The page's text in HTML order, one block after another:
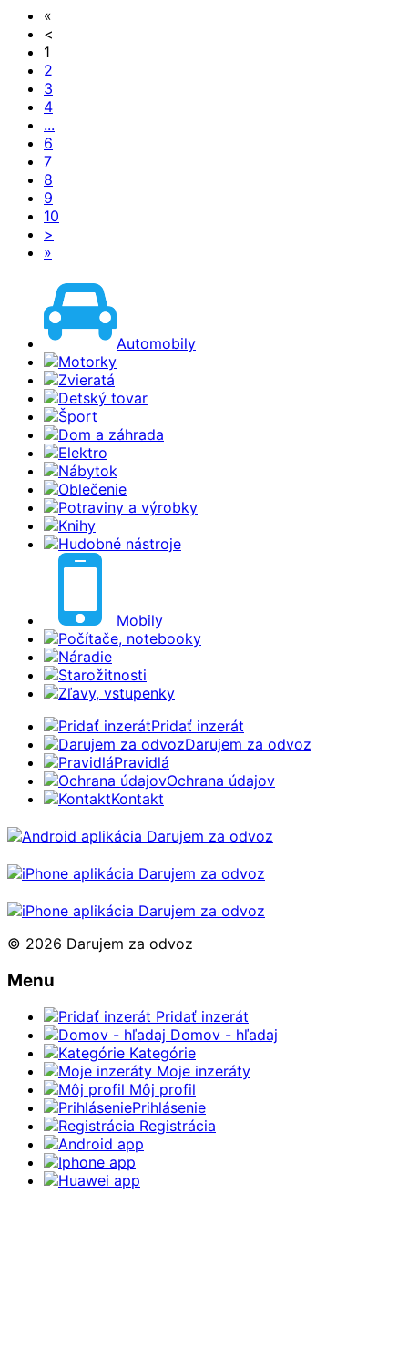
«
<
1
2
3
4
...
6
7
8
9
10
>
»
Automobily
Motorky
Zvieratá
Detský tovar
Šport
Dom a záhrada
Elektro
Nábytok
Oblečenie
Potraviny a výrobky
Knihy
Hudobné nástroje
Mobily
Počítače, notebooky
Náradie
Starožitnosti
Zľavy, vstupenky
Pridať inzerát
Darujem za odvoz
Pravidlá
Ochrana údajov
Kontakt
© 2026 Darujem za odvoz
Menu
Pridať inzerát
Domov - hľadaj
Kategórie
Moje inzeráty
Môj profil
Prihlásenie
Registrácia